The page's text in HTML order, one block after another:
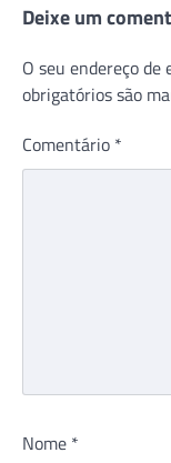
Deixe um
O seu endereço
obrigatórios são
Comentário *
Nome *